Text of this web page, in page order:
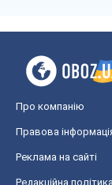
Про компанію
Правова
Реклама на сайті
Редакційна політика